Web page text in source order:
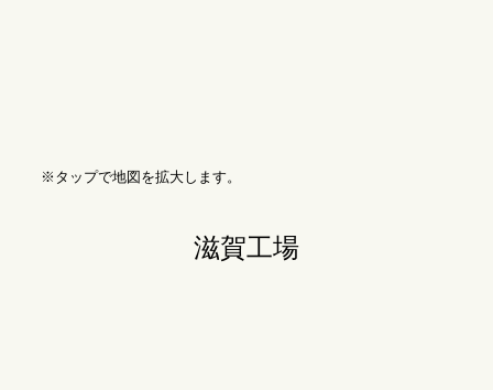
※タップで地図を拡大します。
滋賀工場